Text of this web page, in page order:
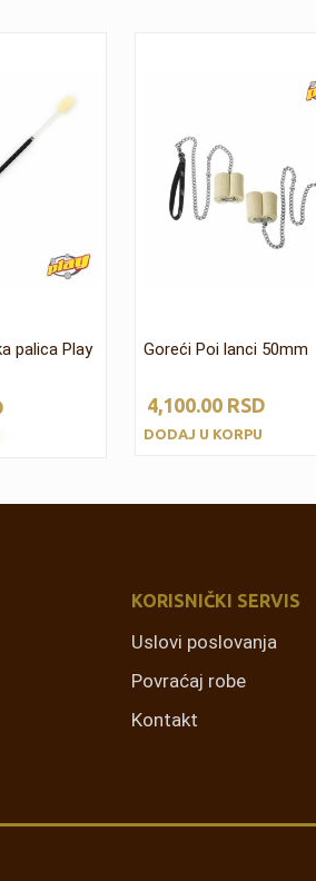
palica Play
Goreći Poi lanci 50mm
4,100.00RSD
DODAJ U KORPU
KORISNIČKI SERVIS
Uslovi poslovanja
Povraćaj robe
Kontakt